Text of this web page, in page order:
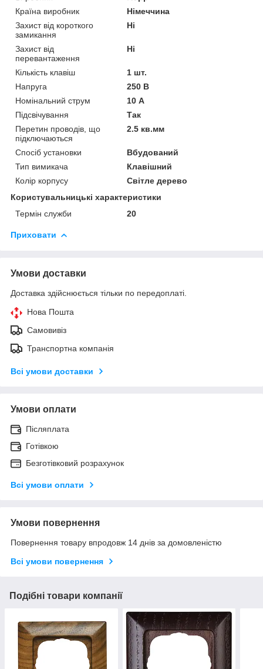
Країна виробник
Німеччина
Захист від короткого
замикання
Ні
Захист від
перевантаження
Ні
Кількість клавіш
1 шт.
Напруга
250 В
Номінальний струм
10 А
Підсвічування
Так
Перетин проводів, що
підключаються
2.5 кв.мм
Спосіб установки
Вбудований
Тип вимикача
Клавішний
Колір корпусу
Світле дерево
Користувальницькі характеристики
Термін служби
20
Приховати
Умови доставки
Доставка здійснюється тільки по передоплаті.
Нова Пошта
Самовивіз
Транспортна компанія
Всі умови доставки
Умови оплати
Післяплата
Готівкою
Безготівковий розрахунок
Всі умови оплати
Умови повернення
Повернення товару впродовж 14 днів за домовленістю
Всі умови повернення
Подібні товари компанії